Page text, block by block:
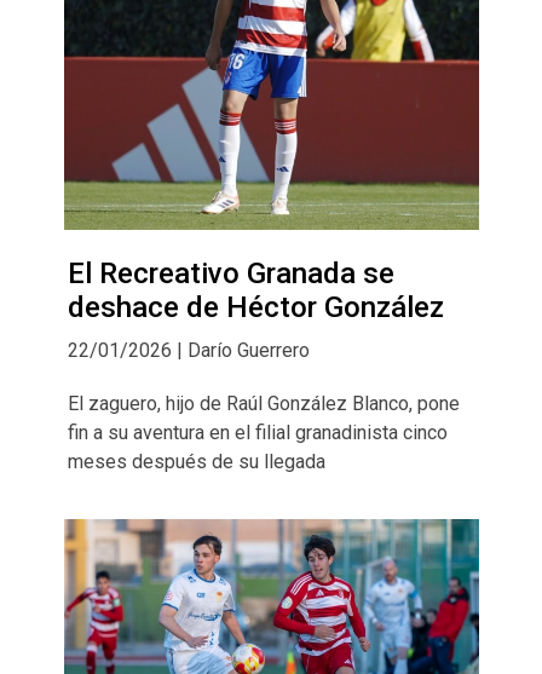
El Recreativo Granada se
deshace de Héctor González
22/01/2026 | Darío Guerrero
El zaguero, hijo de Raúl González Blanco, pone
fin a su aventura en el filial granadinista cinco
meses después de su llegada